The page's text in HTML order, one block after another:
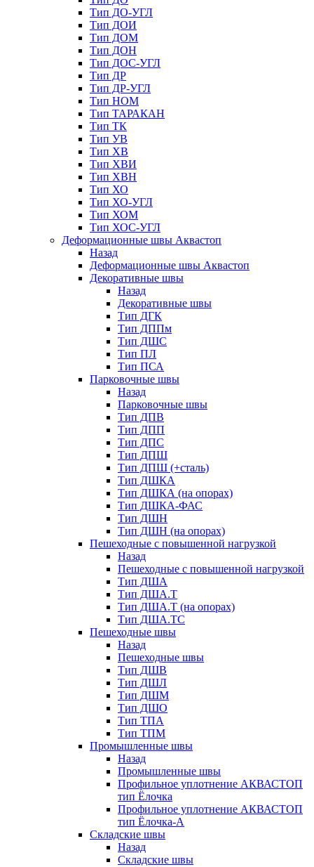
Тип ДО-УГЛ
Тип ДОИ
Тип ДОМ
Тип ДОН
Тип ДОС-УГЛ
Тип ДР
Тип ДР-УГЛ
Тип НОМ
Тип ТАРАКАН
Тип ТК
Тип УВ
Тип ХВ
Тип ХВИ
Тип ХВН
Тип ХО
Тип ХО-УГЛ
Тип ХОМ
Тип ХОС-УГЛ
Деформационные швы Аквастоп
Назад
Деформационные швы Аквастоп
Декоративные швы
Назад
Декоративные швы
Тип ДГК
Тип ДППм
Тип ДШС
Тип ПЛ
Тип ПСА
Парковочные швы
Назад
Парковочные швы
Тип ДПВ
Тип ДПП
Тип ДПС
Тип ДПШ
Тип ДПШ (+сталь)
Тип ДШКА
Тип ДШКА (на опорах)
Тип ДШКА-ФАС
Тип ДШН
Тип ДШН (на опорах)
Пешеходные с повышенной нагрузкой
Назад
Пешеходные с повышенной нагрузкой
Тип ДША
Тип ДША.Т
Тип ДША.Т (на опорах)
Тип ДША.ТС
Пешеходные швы
Назад
Пешеходные швы
Тип ДШВ
Тип ДШЛ
Тип ДШМ
Тип ДШО
Тип ТПА
Тип ТПМ
Промышленные швы
Назад
Промышленные швы
Профильное уплотнение АКВАСТОП
тип Ёлочка
Профильное уплотнение АКВАСТОП
тип Ёлочка-А
Складские швы
Назад
Складские швы